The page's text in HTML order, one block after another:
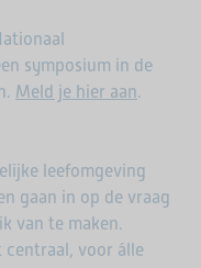
symposium in de
Meld je hier aan.
leefomgeving
gaan in op de vraag
van te maken.
centraal, voor álle